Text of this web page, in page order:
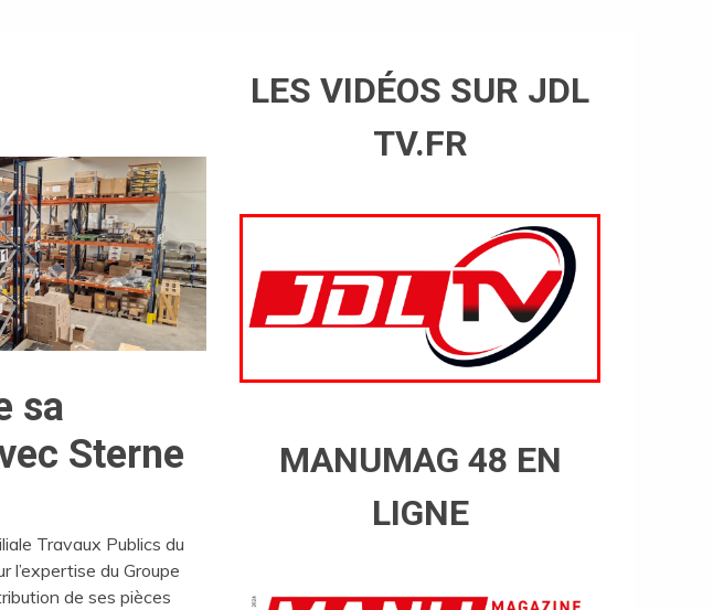
sa
Sterne
Travaux Publics du
l’expertise du Groupe
de ses pièces
LES VIDÉOS SUR JDL
TV.FR
MANUMAG 48 EN
LIGNE